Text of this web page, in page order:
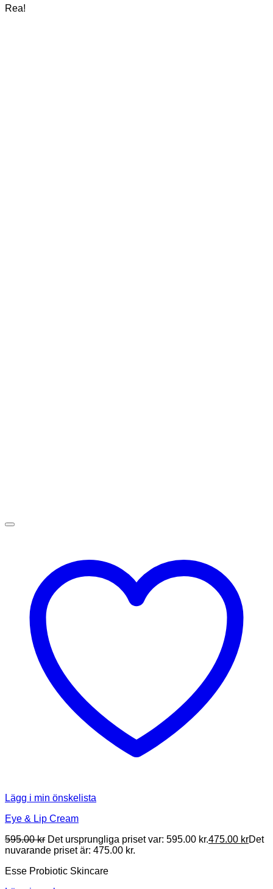
Rea!
Lägg i min önskelista
Eye & Lip Cream
595.00kr Det ursprungliga priset var: 595.00 kr.475.00 krDet
nuvarande priset är: 475.00 kr.
Esse Probiotic Skincare